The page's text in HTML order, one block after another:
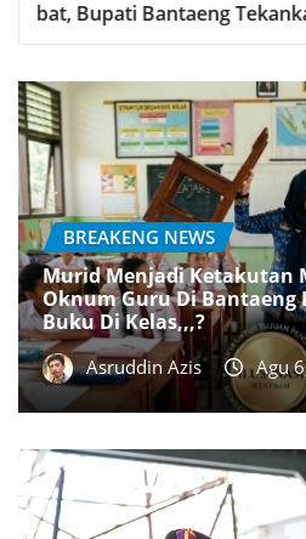
Optimalisasi Retribusi
BREAKENG NEWS
Murid Menjadi Ketakutan
Oknum Guru Di Bantaeng
Buku Di Kelas,,,?
Asruddin Azis Agu